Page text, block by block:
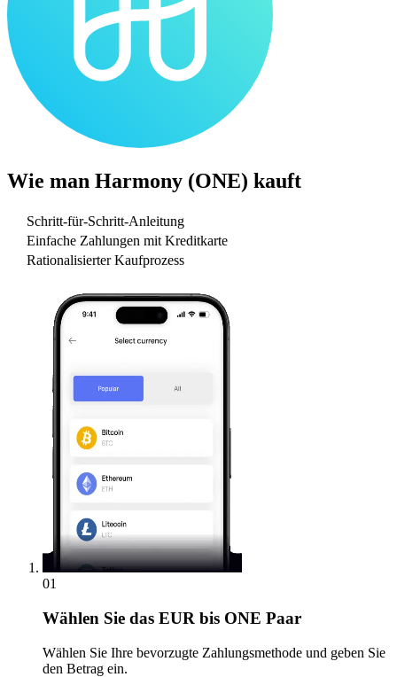
Wie man Harmony (ONE) kauft
Schritt-für-Schritt-Anleitung
Einfache Zahlungen mit Kreditkarte
Rationalisierter Kaufprozess
01
Wählen Sie das EUR bis ONE Paar
Wählen Sie Ihre bevorzugte Zahlungsmethode und geben Sie
den Betrag ein.